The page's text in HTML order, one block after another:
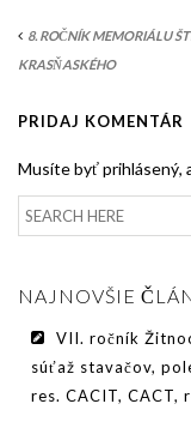
CHOVATEĽSKÉ
OČAKÁVANÉ
PUDELPOINTER
ŠTANDARD
CHOVNÉ PSY
CHOVNÉ SUKY
8. ROČNÍK MEMORIÁLU
KRASŇASKÉHO
PRIDAJ KOMENTÁR
Musíte byť prihlásený,
NAJNOVŠIE
VII. ročník
súťaž stavačov,
res. CACIT, CACT,